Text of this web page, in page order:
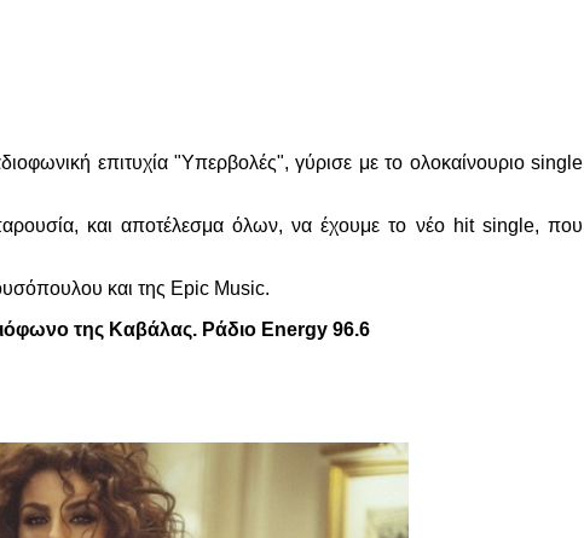
επιτυχία "Υπερβολές", γύρισε με το ολοκαίνουριο single
και αποτέλεσμα όλων, να έχουμε το νέο hit single, που
και της Epic Music.
της Καβάλας. Ράδιο Energy 96.6